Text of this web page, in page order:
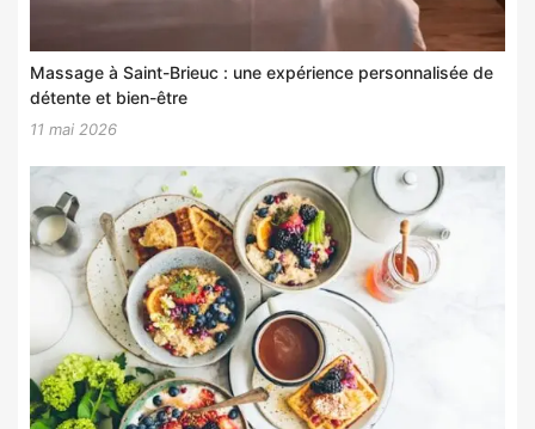
Massage à Saint-Brieuc : une expérience personnalisée de
détente et bien-être
11 mai 2026